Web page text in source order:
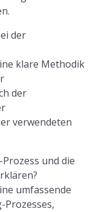
der
klare Methodik
der
verwendeten
und die
umfassende